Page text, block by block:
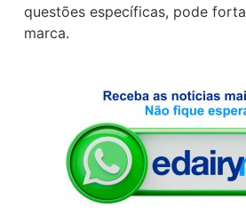
questões específicas, pode
marca.